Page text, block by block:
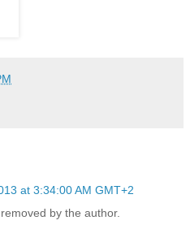
at 3:34:00 AM GMT+2
by the author.